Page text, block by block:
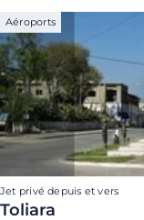
Aéroports
Jet privé depuis et vers
Toliara